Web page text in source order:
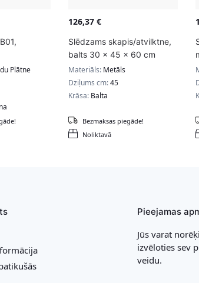
Plātne
126,37 €
Slēdzams skapis/atvilktne,
balts 30 x 45 x 60 cm
Materiāls: Metāls
Dziļums cm:45
Krāsa: Balta
Noliktavā
Bezmaksas piegāde!
Pieejamas
Jūs varat
izvēloties sev
veidu.